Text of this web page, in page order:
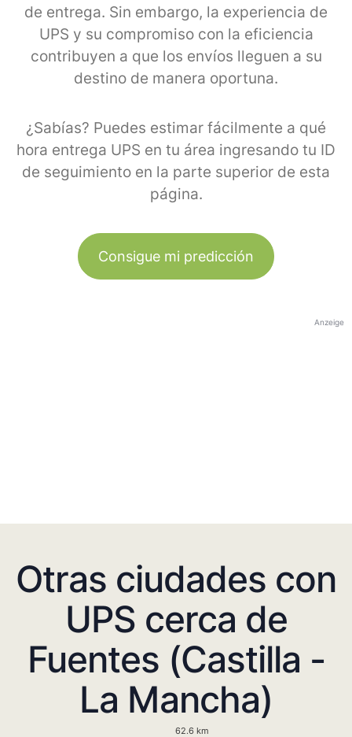
de entrega. Sin embargo, la experiencia de
UPS y su compromiso con la eficiencia
contribuyen a que los envíos lleguen a su
destino de manera oportuna.
¿Sabías? Puedes estimar fácilmente a qué
hora entrega UPS en tu área ingresando tu ID
de seguimiento en la parte superior de esta
página.
Consigue mi predicción
Anzeige
Otras ciudades con
UPS cerca de
Fuentes (Castilla -
La Mancha)
62.6 km